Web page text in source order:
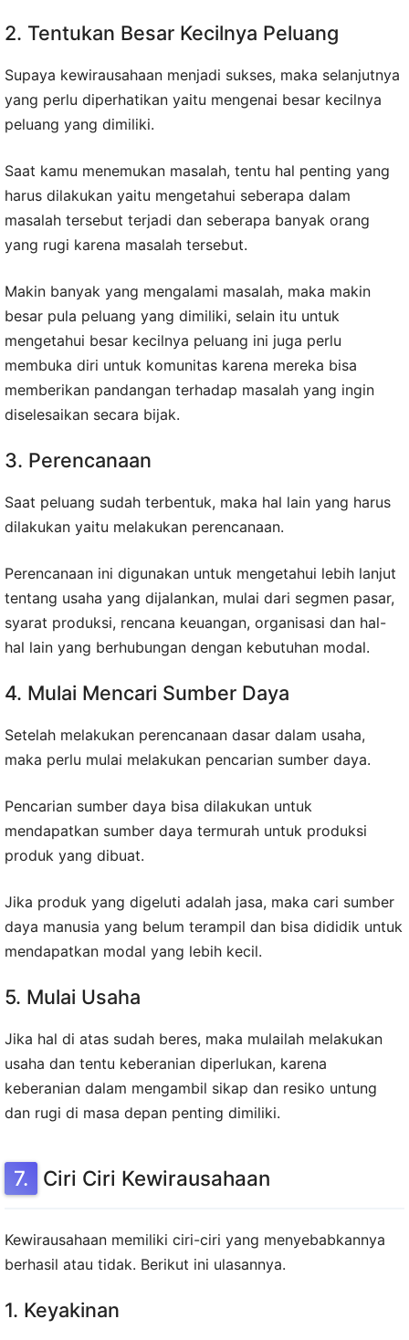
2. Tentukan Besar Kecilnya Peluang
Supaya kewirausahaan menjadi sukses, maka selanjutnya
yang perlu diperhatikan yaitu mengenai besar kecilnya
peluang yang dimiliki.
Saat kamu menemukan masalah, tentu hal penting yang
harus dilakukan yaitu mengetahui seberapa dalam
masalah tersebut terjadi dan seberapa banyak orang
yang rugi karena masalah tersebut.
Makin banyak yang mengalami masalah, maka makin
besar pula peluang yang dimiliki, selain itu untuk
mengetahui besar kecilnya peluang ini juga perlu
membuka diri untuk komunitas karena mereka bisa
memberikan pandangan terhadap masalah yang ingin
diselesaikan secara bijak.
3. Perencanaan
Saat peluang sudah terbentuk, maka hal lain yang harus
dilakukan yaitu melakukan perencanaan.
Perencanaan ini digunakan untuk mengetahui lebih lanjut
tentang usaha yang dijalankan, mulai dari segmen pasar,
syarat produksi, rencana keuangan, organisasi dan hal-
hal lain yang berhubungan dengan kebutuhan modal.
4. Mulai Mencari Sumber Daya
Setelah melakukan perencanaan dasar dalam usaha,
maka perlu mulai melakukan pencarian sumber daya.
Pencarian sumber daya bisa dilakukan untuk
mendapatkan sumber daya termurah untuk produksi
produk yang dibuat.
Jika produk yang digeluti adalah jasa, maka cari sumber
daya manusia yang belum terampil dan bisa dididik untuk
mendapatkan modal yang lebih kecil.
5. Mulai Usaha
Jika hal di atas sudah beres, maka mulailah melakukan
usaha dan tentu keberanian diperlukan, karena
keberanian dalam mengambil sikap dan resiko untung
dan rugi di masa depan penting dimiliki.
Ciri Ciri Kewirausahaan
Kewirausahaan memiliki ciri-ciri yang menyebabkannya
berhasil atau tidak. Berikut ini ulasannya.
1. Keyakinan